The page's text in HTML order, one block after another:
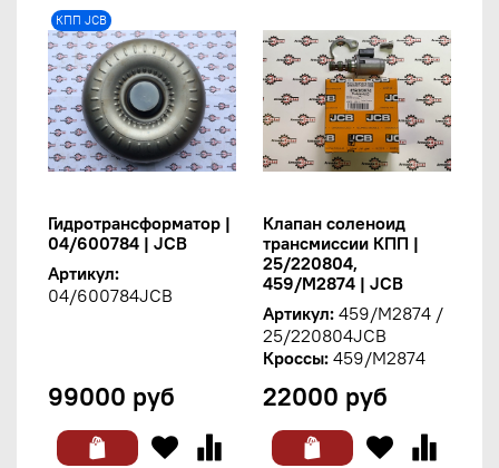
КПП JCB
Гидротрансформатор |
04/600784 | JCB
Артикул:
04/600784JCB
99000 руб
Клапан соленоид
трансмиссии КПП |
25/220804,
459/M2874 | JCB
Артикул: 459/M2874 /
25/220804JCB
Кроссы: 459/M2874
22000 руб